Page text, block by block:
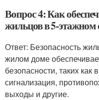
Вопрос 4: Как
жильцов в 5-
Ответ: Безопасность
жилом доме
безопасности, таких
сигнализация,
выходы и другие.